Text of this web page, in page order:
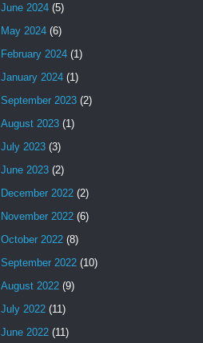
June 2024 (5)
May 2024 (6)
February 2024 (1)
January 2024 (1)
September 2023 (2)
August 2023 (1)
July 2023 (3)
June 2023 (2)
December 2022 (2)
November 2022 (6)
October 2022 (8)
September 2022 (10)
August 2022 (9)
July 2022 (11)
June 2022 (11)